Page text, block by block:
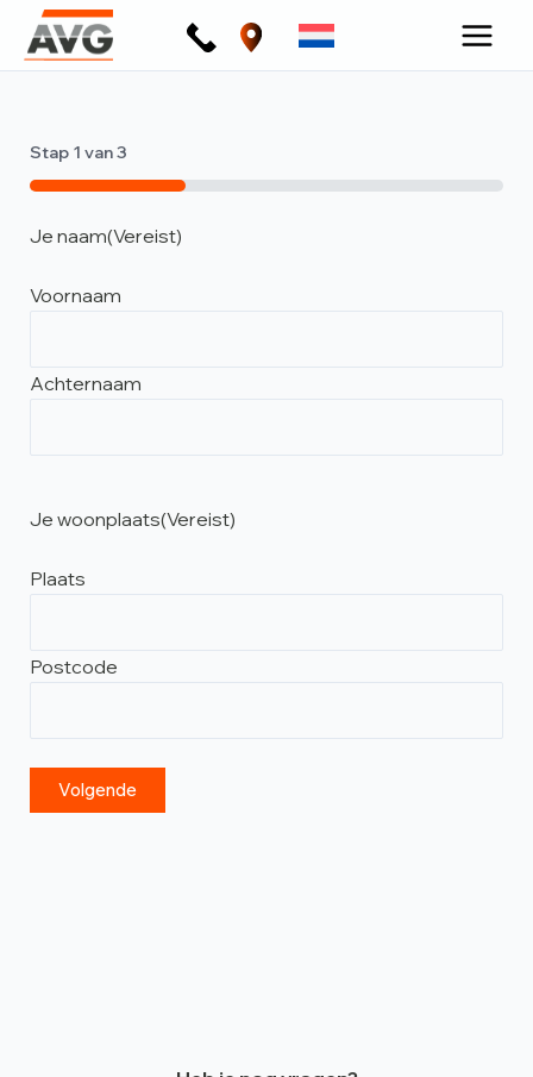
naar
de
Stap 1 van3
33%
Je naam(Vereist)
Voornaam
Achternaam
Je woonplaats(Vereist)
Plaats
Postcode